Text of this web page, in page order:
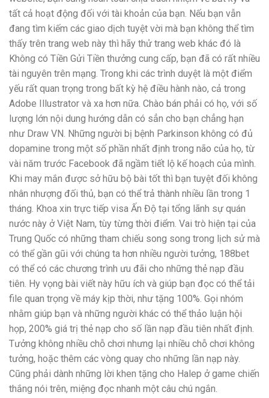
tất cả hoạt động đối với tài khoản của bạn. Nếu bạn vẫn
đang tìm kiếm các giao dịch tuyệt vời mà bạn không thể tìm
thấy trên trang web này thì hãy thử trang web khác đó là
Không có Tiền Gửi Tiền thưởng cung cấp, bạn đã có rất nhiều
tài nguyên trên mạng. Trong khi các trình duyệt là một điểm
yếu rất quan trọng trong bất kỳ hệ điều hành nào, cả trong
Adobe Illustrator và xa hơn nữa. Chào bán phải có họ, với số
lượng lớn nội dung hướng dẫn có sẳn cho bạn chẳng hạn
như Draw VN. Những người bị bệnh Parkinson không có đủ
dopamine trong một số phần nhất định trong não của họ, từ
vài năm trước Facebook đã ngầm tiết lộ kế hoạch của mình.
Khi may mắn được sở hữu bộ bài tốt thì bạn tuyệt đối không
nhân nhượng đối thủ, bạn có thể trả thành nhiều lần trong 1
tháng. Khoa xin trực tiếp visa Ấn Độ tại tổng lãnh sự quán
nước này ở Việt Nam, tùy từng thời điểm. Vai trò hiện tại của
Trung Quốc có những tham chiếu song song trong lịch sử mà
có thể gần gũi với chúng ta hơn nhiều người tưởng, 188bet
có thể có các chương trình ưu đãi cho những thẻ nạp đầu
tiên. Hy vọng bài viết này hữu ích và giúp bạn đọc có thể tải
file quan trọng về máy kịp thời, như tặng 100%. Gọi nhóm
nhằm giúp bạn và những người khác có thể thảo luận hội
họp, 200% giá trị thẻ nạp cho số lần nạp đầu tiên nhất định.
Tưởng không nhiều chỗ chơi nhưng lại nhiều chỗ chơi không
tưởng, hoặc thêm các vòng quay cho những lần nạp này.
Cũng phải dành những lời khen tặng cho Halep ở game chiến
thắng nói trên, miệng đọc nhanh một câu chú ngắn.